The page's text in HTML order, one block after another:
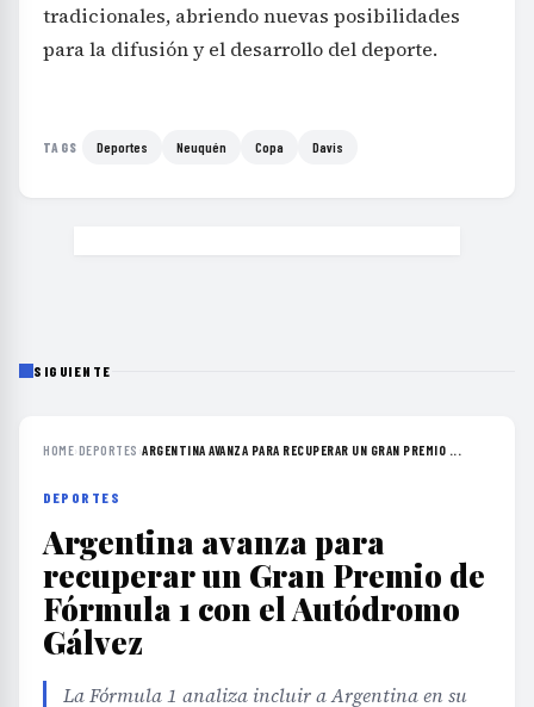
tradicionales, abriendo nuevas posibilidades
para la difusión y el desarrollo del deporte.
TAGS Deportes Neuquén Copa Davis
SIGUIENTE
HOME›DEPORTES ›ARGENTINA AVANZA PARA RECUPERAR UN GRAN PREMIO ...
DEPORTES
Argentina avanza para
recuperar un Gran Premio de
Fórmula 1 con el Autódromo
Gálvez
La Fórmula 1 analiza incluir a Argentina en su